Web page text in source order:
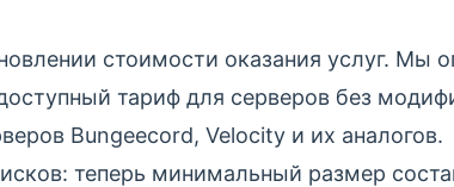
стоимости оказания услуг. Мы
тариф для серверов без
Bungeecord, Velocity и их аналогов.
теперь минимальный размер